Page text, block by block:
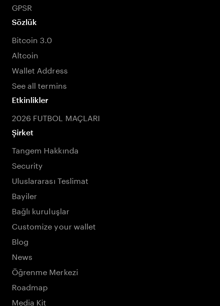
GPSR
Sözlük
Bitcoin 3.0
Altcoin
Wallet Address
See all termins
Etkinlikler
2026 FUTBOL MAÇLARI
Şirket
Tangem Hakkında
Security
Uluslararası Teslimat
Bayiler
Bağlı kuruluşlar
Customize your wallet
Blog
News
Öğrenme Merkezi
Roadmap
Media Kit